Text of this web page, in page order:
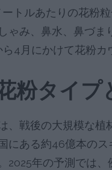
トルあたりの花粉
ゃみ、鼻水、鼻づ
4月にかけて花粉カ
粉タイプ
、戦後の大規模な
にある約46億本の
2025年の予測では